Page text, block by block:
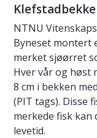
NTNU
Byneset montert
merket sjøørret
Hver vår og høst
8 cm i bekken
(PIT tags). Disse
merkede fisk
levetid.